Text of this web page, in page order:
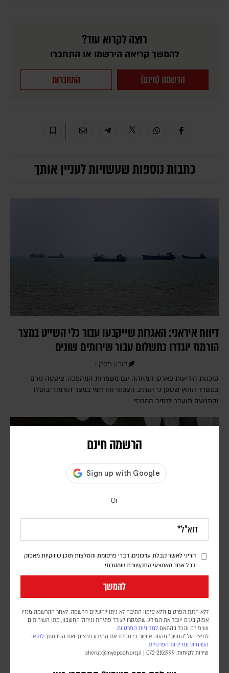
הרשמה חינם
Or
הריני לאשר קבלת עדכונים, דברי פרסומת והמלצות תוכן שיווקיות מאפוק
בכל אחד מאמצעי התקשורת שמסרתי
להמשך
ללא הזנת הפרטים וללא סימון התיבה לא ניתן להשלים הרשמה. לאחר ההרשמה מגזין
אפוק בע״מ יעבד את המידע שתמסרו לצורך פתיחת וניהול החשבון, מתן השירותים
ושיפורם והכל בהתאם למדיניות הפרטיות.
לחיצה על "המשך" מהווה אישור כי מסרת את המידע מרצונך ואת הסכמתך לתנאי
השימוש ומדיניות הפרטיות.
שירות לקוחות: 072-2151999 |
sherut@myepoch.org.il
רוצה לקרוא עוד?
להמשך קריאה הירשמו או התחברו
הרשמה (חינם) התחברות
כתבות נוספות שעשויות לעניין אותך
דיווח איראני: האגרות שייקבעו עבור כלי השייט במצר
הורמוז יוגדרו כתשלום עבור שירותים שונים
דורון פסקין
סוכנות הידיעות פארס, המזוהה עם משמרות המהפכה, ציטטה גורם
במשרד החוץ שטען כי הנתיב הצפוני והדרומי במצר הורמוז יבוטלו
והתנועה תועבר לנתיב המרכזי
דיווח: חודשים לפני המלחמה באיראן, הפנטגון זיהה
נקודת תורפה בתעשיית הנשק האמריקנית
דורון פסקין
לפי סוכנות הידיעות בלומברג, סימולטור מלחמה שערך הפנטגון בחודש יולי
2025, התריע מפני תלות מסוכנת באלומיניום בטוהר גבוה. התקיפות
במפרץ הפכו את התרחיש התיאורטי למשבר אספקה ממשי